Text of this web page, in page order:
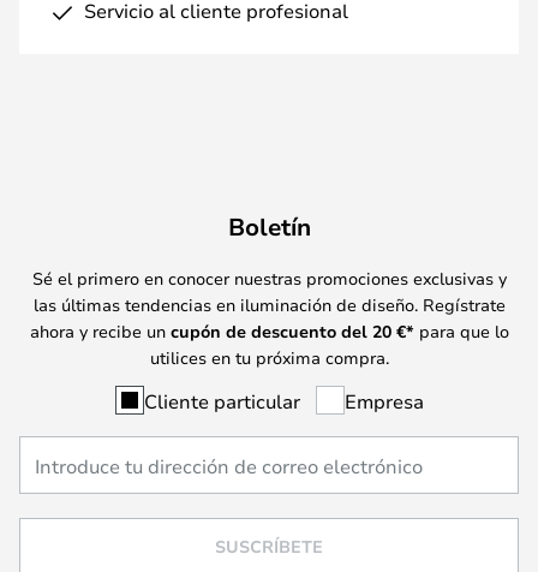
Servicio al cliente profesional
Boletín
Sé el primero en conocer nuestras promociones exclusivas y
las últimas tendencias en iluminación de diseño. Regístrate
ahora y recibe un cupón de descuento del 20 €* para que lo
utilices en tu próxima compra.
Cliente particular Empresa
SUSCRÍBETE